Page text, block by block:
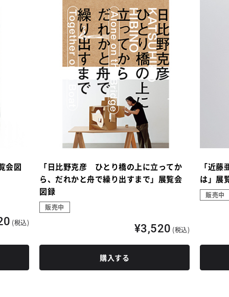
会図
(税込)
「日比野克彦 ひとり橋の上に立ってか
ら、だれかと舟で繰り出すまで」展覧会
図録
販売中
¥3,520 (税込)
購入する
「近
は」展
販売中